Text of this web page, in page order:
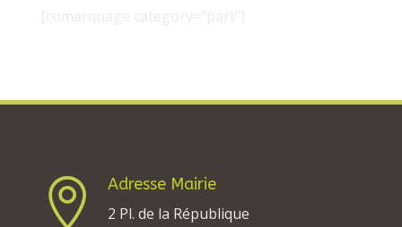

Adresse Mairie
2 Pl. de la République